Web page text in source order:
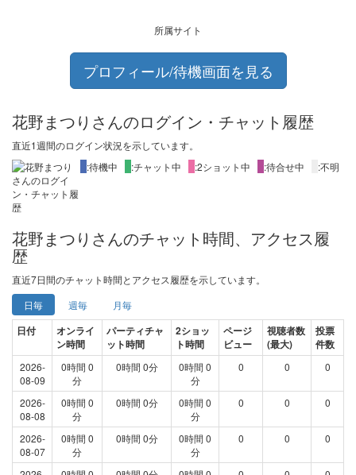
所属サイト
プロフィール/待機画面を見る
花野まつりさんのログイン・チャット履歴
直近1週間のログイン状況を示しています。
:待機中 :チャット中 :2ショット中 :待合せ中 :不明
花野まつりさんのチャット時間、アクセス履
歴
直近7日間のチャット時間とアクセス履歴を示しています。
日毎
週毎 月毎
日付
オンライ
ン時間
パーティチャ
ット時間
2ショッ
ト時間
ページ
ビュー
視聴者数
(最大)
投票
件数
2026-
08-09
0時間 0
分
0時間 0分
0時間 0
分
0 0 0
2026-
08-08
0時間 0
分
0時間 0分
0時間 0
分
0 0 0
2026-
08-07
0時間 0
分
0時間 0分
0時間 0
分
0 0 0